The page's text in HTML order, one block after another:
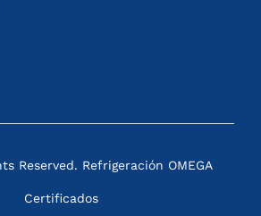
Reserved. Refrigeración OMEGA
Certificados